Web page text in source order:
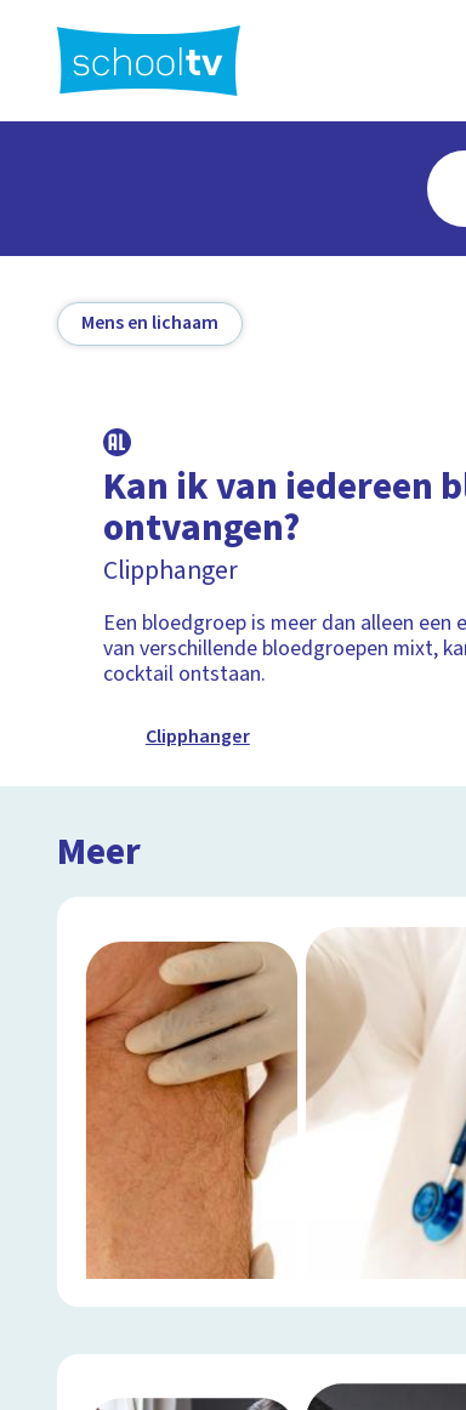
hoofdinhoud
Mens en lichaam
Kan ik van iedereen
ontvangen?
Clipphanger
Een bloedgroep is meer dan alleen een
van verschillende bloedgroepen mixt,
cocktail ontstaan.
Clipphanger
Meer